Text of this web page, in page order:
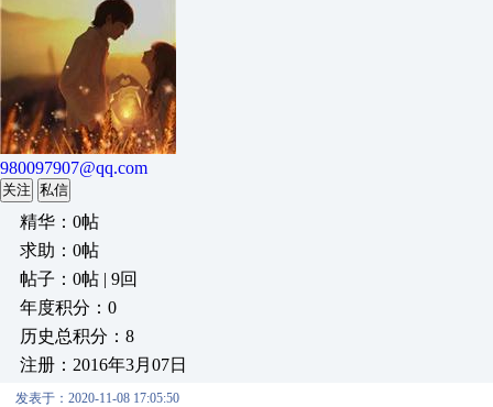
980097907@qq.com
关注 私信
精华：0帖
求助：0帖
帖子：0帖 | 9回
年度积分：0
历史总积分：8
注册：2016年3月07日
发表于：2020-11-08 17:05:50